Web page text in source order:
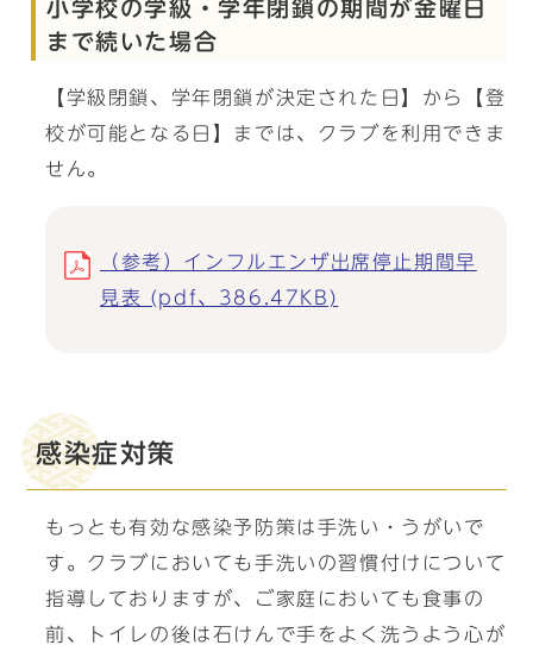
小学校の学級・学年閉鎖の期間が金曜日
まで続いた場合
【学級閉鎖、学年閉鎖が決定された日】から【登
校が可能となる日】までは、クラブを利用できま
せん。
（参考）インフルエンザ出席停止期間早
見表 (pdf、386.47KB)
感染症対策
もっとも有効な感染予防策は手洗い・うがいで
す。クラブにおいても手洗いの習慣付けについて
指導しておりますが、ご家庭においても食事の
前、トイレの後は石けんで手をよく洗うよう心が